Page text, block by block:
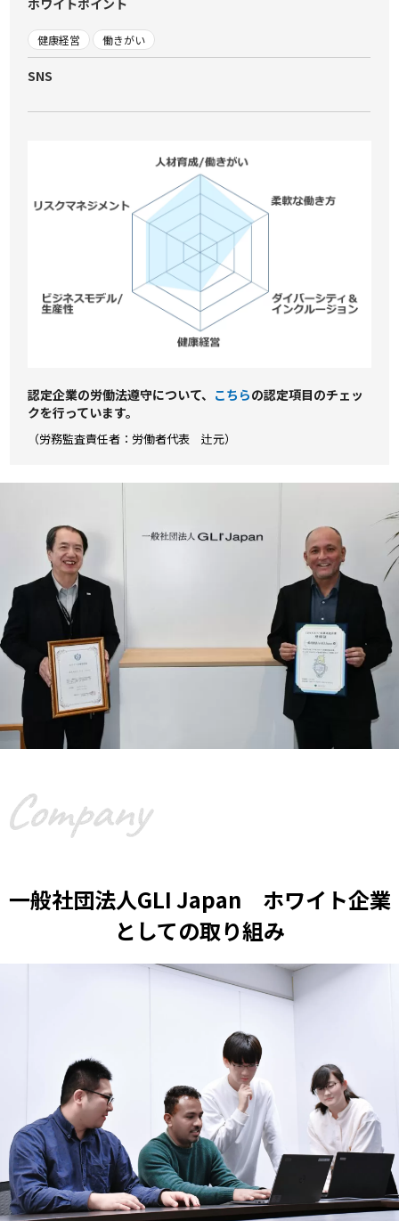
ホワイトポイント
健康経営 働きがい
SNS
認定企業の労働法遵守について、 こちらの認定項⽬のチェッ
クを⾏っています。
（労務監査責任者：労働者代表 辻元）
一般社団法人GLI Japan ホワイト企業
としての取り組み